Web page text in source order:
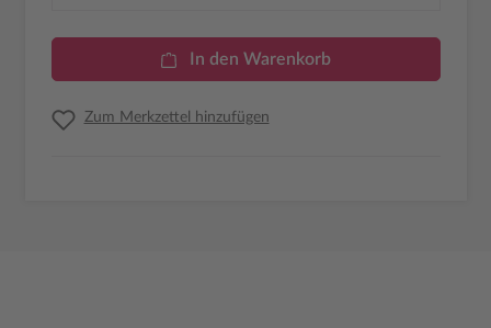
In den Warenkorb
Zum Merkzettel hinzufügen